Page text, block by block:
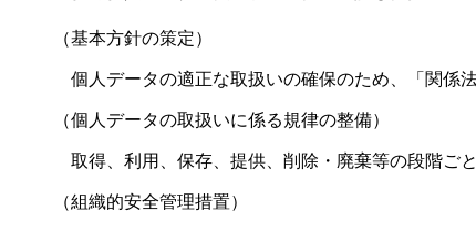
（基本方針の策定）
個人データの適正な取扱いの確保のため、「関係
（個人データの取扱いに係る規律の整備）
取得、利用、保存、提供、削除・廃棄等の段階ご
（組織的安全管理措置）